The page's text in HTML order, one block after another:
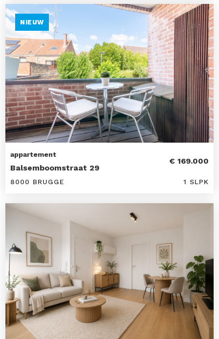
NIEUW
appartement
Balsemboomstraat 29
€ 169.000
8000 BRUGGE 1 SLPK